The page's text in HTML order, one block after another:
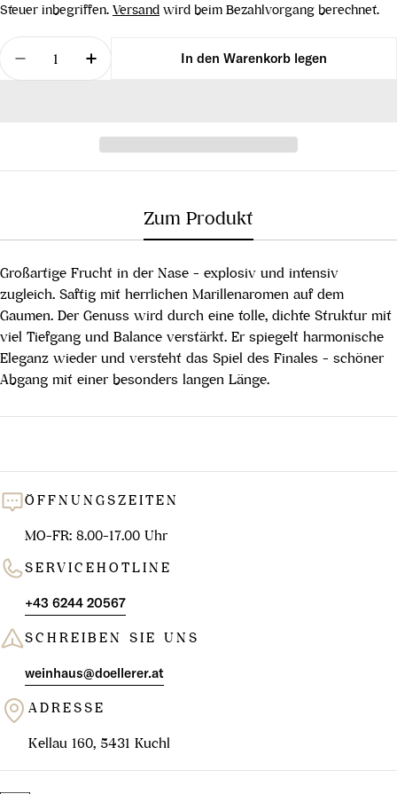
Steuer inbegriffen. Versand wird beim Bezahlvorgang berechnet.
Menge
Menge für Marillen Brand Reserve verringern
Menge für Marillen Brand Reserve
In den Warenkorb legen
Zum Produkt
Großartige Frucht in der Nase - explosiv und intensiv
zugleich. Saftig mit herrlichen Marillenaromen auf dem
Gaumen. Der Genuss wird durch eine tolle, dichte Struktur mit
viel Tiefgang und Balance verstärkt. Er spiegelt harmonische
Eleganz wieder und versteht das Spiel des Finales - schöner
Abgang mit einer besonders langen Länge.
ÖFFNUNGSZEITEN
MO-FR: 8.00-17.00 Uhr
SERVICEHOTLINE
+43 6244 20567
SCHREIBEN SIE UNS
weinhaus@doellerer.at
ADRESSE
Kellau 160, 5431 Kuchl